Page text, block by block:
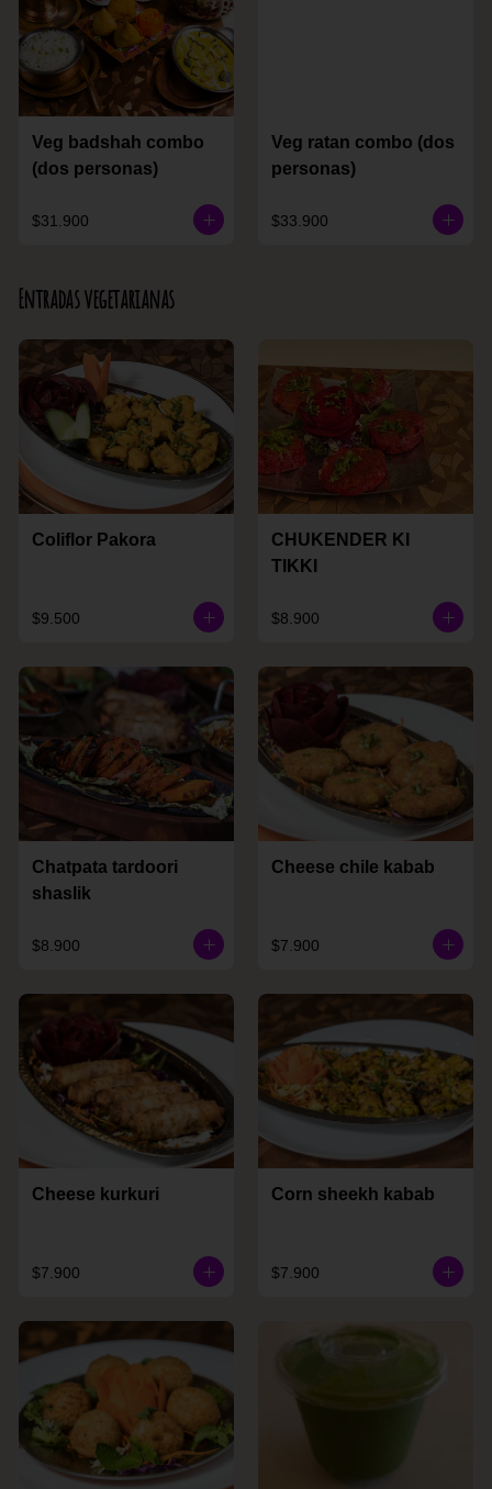
Veg badshah combo
(dos personas)
$31.900
Veg ratan combo (dos
personas)
$33.900
Entradas vegetarianas
Coliflor Pakora
$9.500
CHUKENDER KI
TIKKI
$8.900
Chatpata tardoori
shaslik
$8.900
Cheese chile kabab
$7.900
Cheese kurkuri
$7.900
Corn sheekh kabab
$7.900